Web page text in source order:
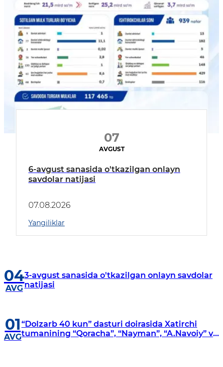
07
AVGUST
6-avgust sanasida o'tkazilgan onlayn
savdolar natijasi
07.08.2026
Yangiliklar
04
AVG
3-avgust sanasida o'tkazilgan onlayn savdolar
natijasi
01
AVG
“Dolzarb 40 kun” dasturi doirasida Xatirchi
tumanining “Qoracha”, “Nayman”, “A.Navoiy” va